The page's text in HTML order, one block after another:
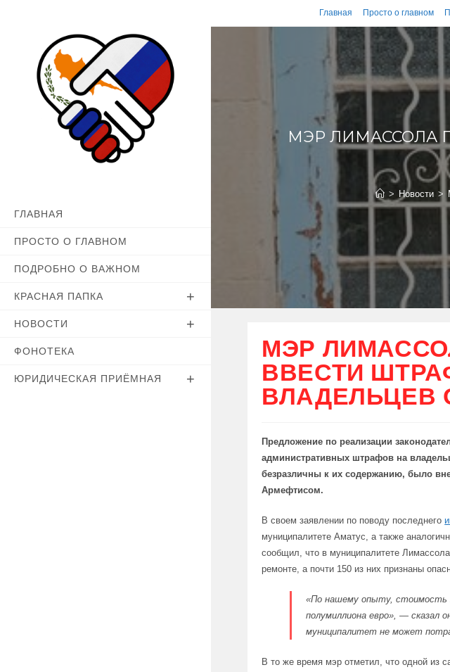
к
Главная Просто о главном
ГЛАВНАЯ
ПРОСТО О ГЛАВНОМ
ПОДРОБНО О ВАЖНОМ
КРАСНАЯ ПАПКА
НОВОСТИ
ФОНОТЕКА
ЮРИДИЧЕСКАЯ ПРИЁМНАЯ
МЭР ЛИМАССОЛА
> Новости >
МЭР
ВВЕСТИ
ВЛАДЕЛЬЦЕВ
Предложение по реализации
административных штрафов на
безразличны к их содержанию, было
Армефтисом.
В своем заявлении по поводу последнего
муниципалитете Аматус, а также
сообщил, что в муниципалитете
ремонте, а почти 150 из них признаны
«По нашему опыту, стоимость
полумиллиона евро», — сказал
муниципалитет не может
В то же время мэр отметил, что одной из